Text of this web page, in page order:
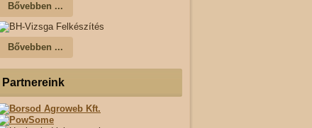
Bővebben ...
Bővebben ...
Partnereink